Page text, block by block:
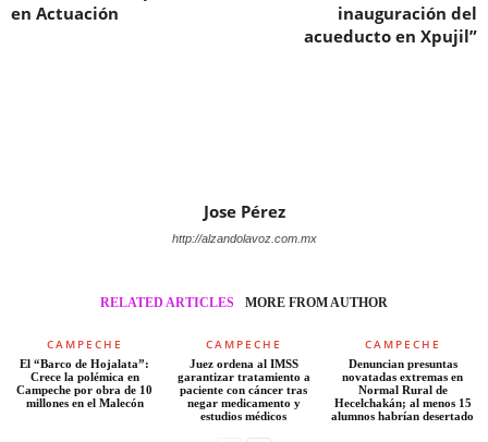
en Actuación
inauguración del
acueducto en Xpujil”
Jose Pérez
http://alzandolavoz.com.mx
RELATED ARTICLES MORE FROM AUTHOR
CAMPECHE
El “Barco de Hojalata”:
Crece la polémica en
Campeche por obra de 10
millones en el Malecón
CAMPECHE
Juez ordena al IMSS
garantizar tratamiento a
paciente con cáncer tras
negar medicamento y
estudios médicos
CAMPECHE
Denuncian presuntas
novatadas extremas en
Normal Rural de
Hecelchakán; al menos 15
alumnos habrían desertado